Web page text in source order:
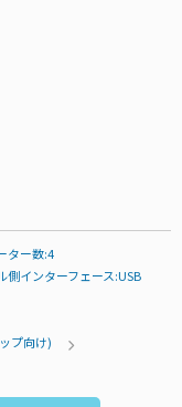
ター数:4
側インターフェース:USB
プ向け)